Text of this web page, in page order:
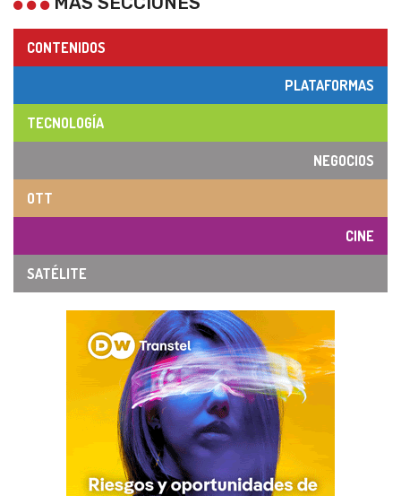
CONTENIDOS
PLATAFORMAS
TECNOLOGÍA
NEGOCIOS
OTT
CINE
SATÉLITE